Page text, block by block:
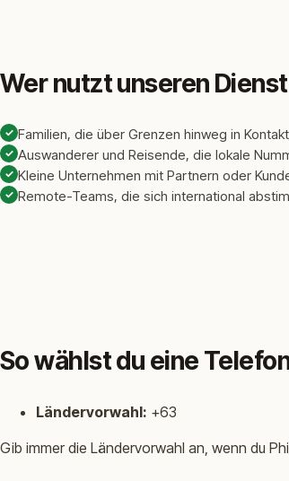
Wer nutzt unseren
✓ Familien, die über Grenzen hinweg in
✓ Auswanderer und Reisende, die lokale
✓ Kleine Unternehmen mit Partnern oder
✓ Remote-Teams, die sich international
So wählst du eine
Ländervorwahl: +63
Gib immer die Ländervorwahl an, wenn du